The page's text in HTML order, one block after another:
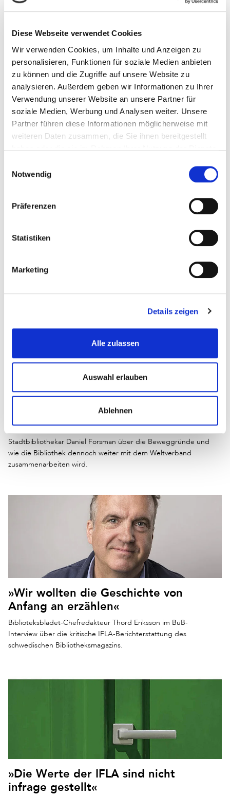
Diese Webseite verwendet Cookies
Wir verwenden Cookies, um Inhalte und Anzeigen zu
personalisieren, Funktionen für soziale Medien anbieten
zu können und die Zugriffe auf unsere Website zu
analysieren. Außerdem geben wir Informationen zu Ihrer
Verwendung unserer Website an unsere Partner für
soziale Medien, Werbung und Analysen weiter. Unsere
Partner führen diese Informationen möglicherweise mit
weiteren Daten zusammen, die Sie ihnen bereitgestellt
Notwendig
Präferenzen
Statistiken
Marketing
Details zeigen
Alle zulassen
Auswahl erlauben
Ablehnen
IFLA-Entscheidung sorgt für
Empörung
Der Weltverband IFLA will den World Library and Information
Congress (WLIC) 2024 in Dubai austragen. Die IFLA-Mitglieder
laufen Sturm gegen diese Entscheidung.
Stellungnahme des BIB zur Wahl von
Dubai als Austragungsort für den
IFLA-Weltkongress 2024
Der Berufsverband Information Bibliothek bezieht Stellung und
verurteilt die Entscheidung der IFLA, den Weltkongress 2024 in
Stadtbibliothek Stockholm tritt aus
IFLA aus
Stadtbibliothekar Daniel Forsman über die Beweggründe und
wie die Bibliothek dennoch weiter mit dem Weltverband
zusammenarbeiten wird.
»Wir wollten die Geschichte von
Anfang an erzählen«
Biblioteksbladet-Chefredakteur Thord Eriksson im BuB-
Interview über die kritische IFLA-Berichterstattung des
schwedischen Bibliotheksmagazins.
»Die Werte der IFLA sind nicht
infrage gestellt«